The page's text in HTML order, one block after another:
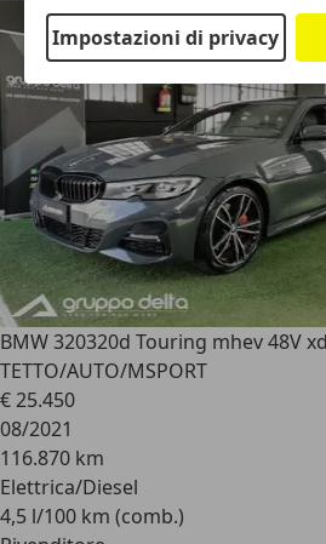
BMW 320320d Touring mhev 48V
TETTO/AUTO/MSPORT
€ 25.450
08/2021
116.870 km
Elettrica/Diesel
4,5 l/100 km (comb.)
Impostazioni di privacy